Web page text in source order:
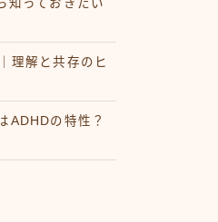
知っておきたい
理解と共存のヒ
ADHDの特性？